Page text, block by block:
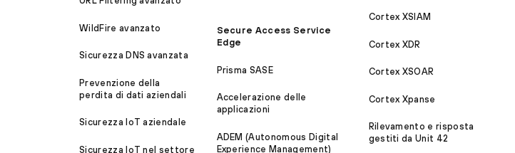
WildFire avanzato
Sicurezza DNS avanzata
Prevenzione della
perdita di dati aziendali
Sicurezza IoT aziendale
Sicurezza IoT nel settore
Secure Access Service
Edge
Prisma SASE
Accelerazione delle
applicazioni
ADEM (Autonomous Digital
Experience Management)
Cortex XSIAM
Cortex XDR
Cortex XSOAR
Cortex Xpanse
Rilevamento e risposta
gestiti da Unit 42